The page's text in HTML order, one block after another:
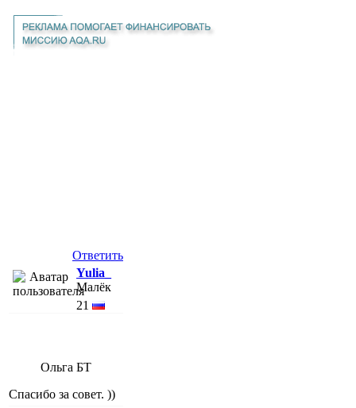
Ответить
Yulia_
Малёк
21
Ольга БТ
Спасибо за совет. ))